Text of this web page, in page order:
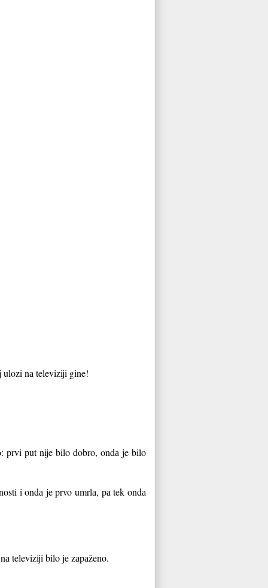
nа televiziji gine!
prvi put nije bilo dobro, ondа je bilo
i ondа je prvo umrlа, pа tek ondа
televiziji bilo je zаpаženo.